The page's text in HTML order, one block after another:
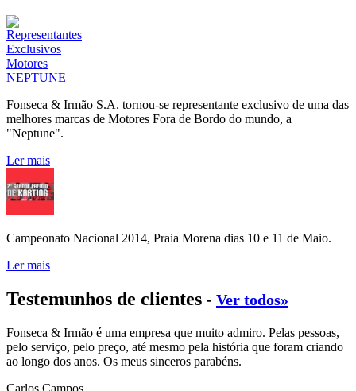
Fonseca & Irmão S.A. tornou-se representante exclusivo de uma das
melhores marcas de Motores Fora de Bordo do mundo, a
"Neptune".
Ler mais
Campeonato Nacional 2014, Praia Morena dias 10 e 11 de Maio.
Ler mais
Testemunhos de clientes - Ver todos»
Fonseca & Irmão é uma empresa que muito admiro. Pelas pessoas,
pelo serviço, pelo preço, até mesmo pela história que foram criando
ao longo dos anos. Os meus sinceros parabéns.
Carlos Campos